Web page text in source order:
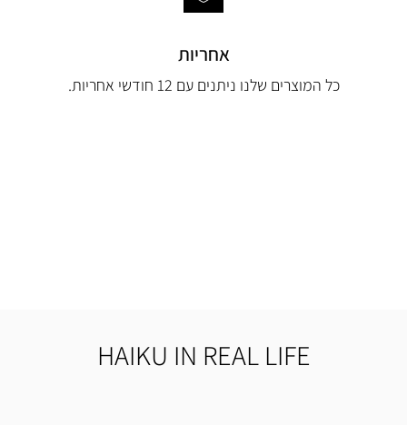
אחריות
כל המוצרים שלנו ניתנים עם 12 חודשי אחריות.
HAIKU IN REAL LIFE